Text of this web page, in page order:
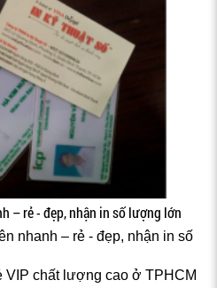
– rẻ - đẹp, nhận in số lượng lớn
nhanh – rẻ - đẹp, nhận in số
VIP chất lượng cao ở TPHCM